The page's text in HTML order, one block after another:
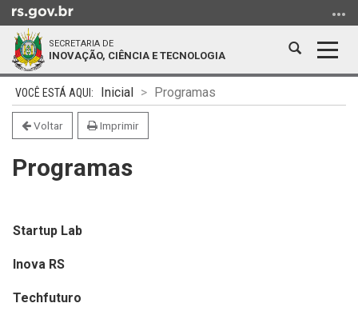
para
conteúdo
para
menu
para
SECRETARIA DE
INOVAÇÃO, CIÊNCIA E TECNOLOGIA
Abrir
Início
do
conteúdo
Inicial Programas
Voltar Imprimir
Programas
Startup Lab
Inova RS
Techfuturo